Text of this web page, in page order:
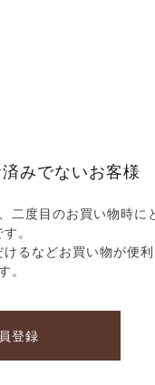
みでないお客様
二度目のお買い物時に
す。
るなどお買い物が便利
。
登録